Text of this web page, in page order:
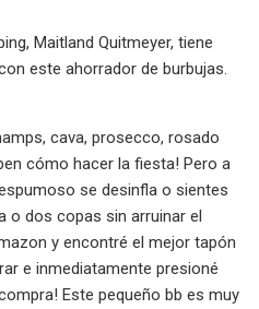
Maitland Quitmeyer, tiene
este ahorrador de burbujas.
cava, prosecco, rosado
cómo hacer la fiesta! Pero a
se desinfla o sientes
o dos copas sin arruinar el
y encontré el mejor tapón
e inmediatamente presioné
Este pequeño bb es muy